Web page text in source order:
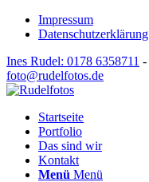
Impressum
Datenschutzerklärung
Ines Rudel: 0178 6358711 -
foto@rudelfotos.de
Startseite
Portfolio
Das sind wir
Kontakt
Menü Menü